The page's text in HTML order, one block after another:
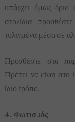
υπάρχει όμως όριο
στολίδια
τυλιγμένα μέσα σε
Προσθέστε στα
Πρέπει να είναι
ίδιο τρόπο.
4. Φωτισμός